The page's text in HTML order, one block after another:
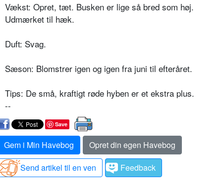
Vækst: Opret, tæt. Busken er lige så bred som høj.
Udmærket til hæk.
Duft: Svag.
Sæson: Blomstrer igen og igen fra juni til efteråret.
Tips: De små, kraftigt røde hyben er et ekstra plus.
--
Save
Gem i Min Havebog
Opret din egen Havebog
Send artikel til en ven
Feedback